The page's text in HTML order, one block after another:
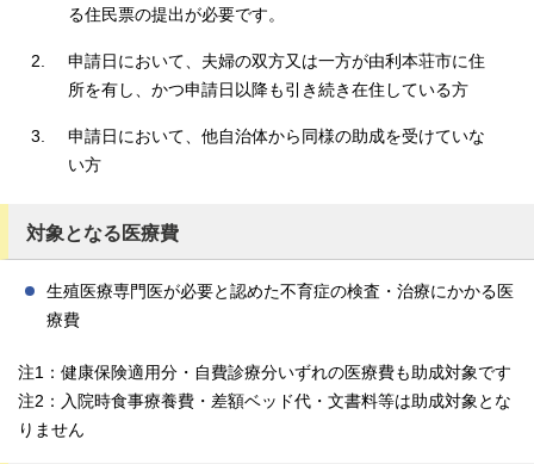
る住民票の提出が必要です。
申請日において、夫婦の双方又は一方が由利本荘市に住
所を有し、かつ申請日以降も引き続き在住している方
申請日において、他自治体から同様の助成を受けていな
い方
対象となる医療費
生殖医療専門医が必要と認めた不育症の検査・治療にかかる医
療費
注1：健康保険適用分・自費診療分いずれの医療費も助成対象です
注2：入院時食事療養費・差額ベッド代・文書料等は助成対象とな
りません